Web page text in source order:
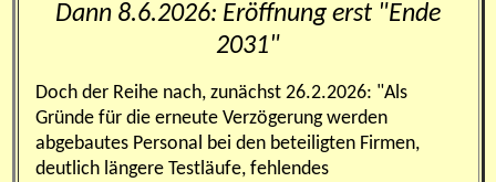
Dann 8.6.2026: Eröffnung erst "Ende
2031"
Doch der Reihe nach, zunächst 26.2.2026: "Als
Gründe für die erneute Verzögerung werden
abgebautes Personal bei den beteiligten Firmen,
deutlich längere Testläufe, fehlendes